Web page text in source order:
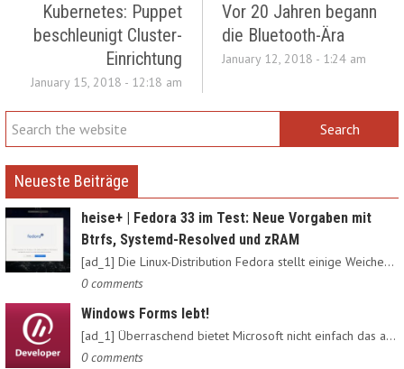
Kubernetes: Puppet
beschleunigt Cluster-
Einrichtung
January 15, 2018 - 12:18 am
Vor 20 Jahren begann
die Bluetooth-Ära
January 12, 2018 - 1:24 am
Neueste Beiträge
heise+ | Fedora 33 im Test: Neue Vorgaben mit
Btrfs, Systemd-Resolved und zRAM
[ad_1] Die Linux-Distribution Fedora stellt einige Weichen neu:…
0 comments
Windows Forms lebt!
[ad_1] Überraschend bietet Microsoft nicht einfach das alte…
0 comments